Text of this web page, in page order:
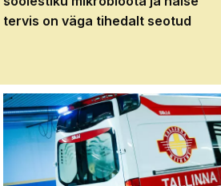
tervis on väga tihedalt seotud